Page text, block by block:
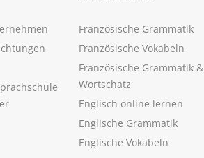
Französische Grammatik
Französische Vokabeln
Französische Grammatik &
Wortschatz
Englisch online lernen
Englische Grammatik
Englische Vokabeln